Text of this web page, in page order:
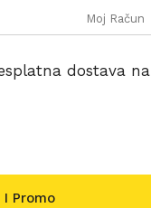
Moj Račun
dostava na
I Promo